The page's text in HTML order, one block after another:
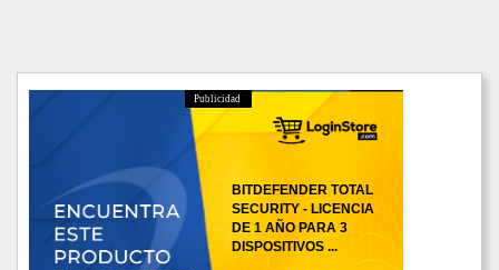
Publicidad
BITDEFENDER TOTAL
SECURITY - LICENCIA
DE 1 AÑO PARA 3
DISPOSITIVOS ...